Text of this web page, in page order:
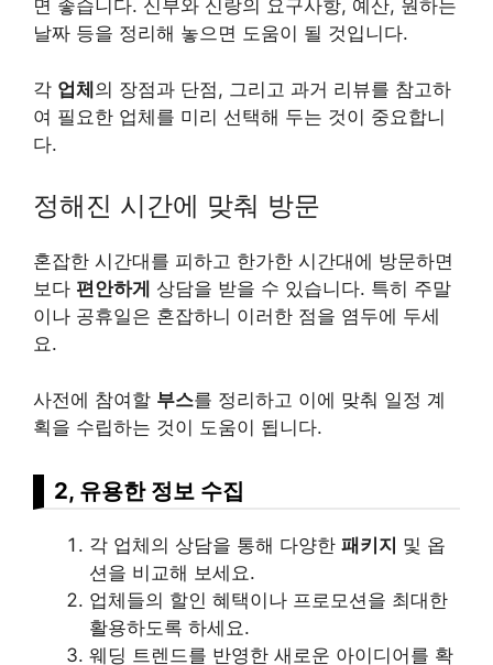
면 좋습니다. 신부와 신랑의 요구사항, 예산, 원하는
날짜 등을 정리해 놓으면 도움이 될 것입니다.
각 업체의 장점과 단점, 그리고 과거 리뷰를 참고하
여 필요한 업체를 미리 선택해 두는 것이 중요합니
다.
정해진 시간에 맞춰 방문
혼잡한 시간대를 피하고 한가한 시간대에 방문하면
보다 편안하게 상담을 받을 수 있습니다. 특히 주말
이나 공휴일은 혼잡하니 이러한 점을 염두에 두세
요.
사전에 참여할 부스를 정리하고 이에 맞춰 일정 계
획을 수립하는 것이 도움이 됩니다.
2, 유용한 정보 수집
각 업체의 상담을 통해 다양한 패키지 및 옵
션을 비교해 보세요.
업체들의 할인 혜택이나 프로모션을 최대한
활용하도록 하세요.
웨딩 트렌드를 반영한 새로운 아이디어를 확